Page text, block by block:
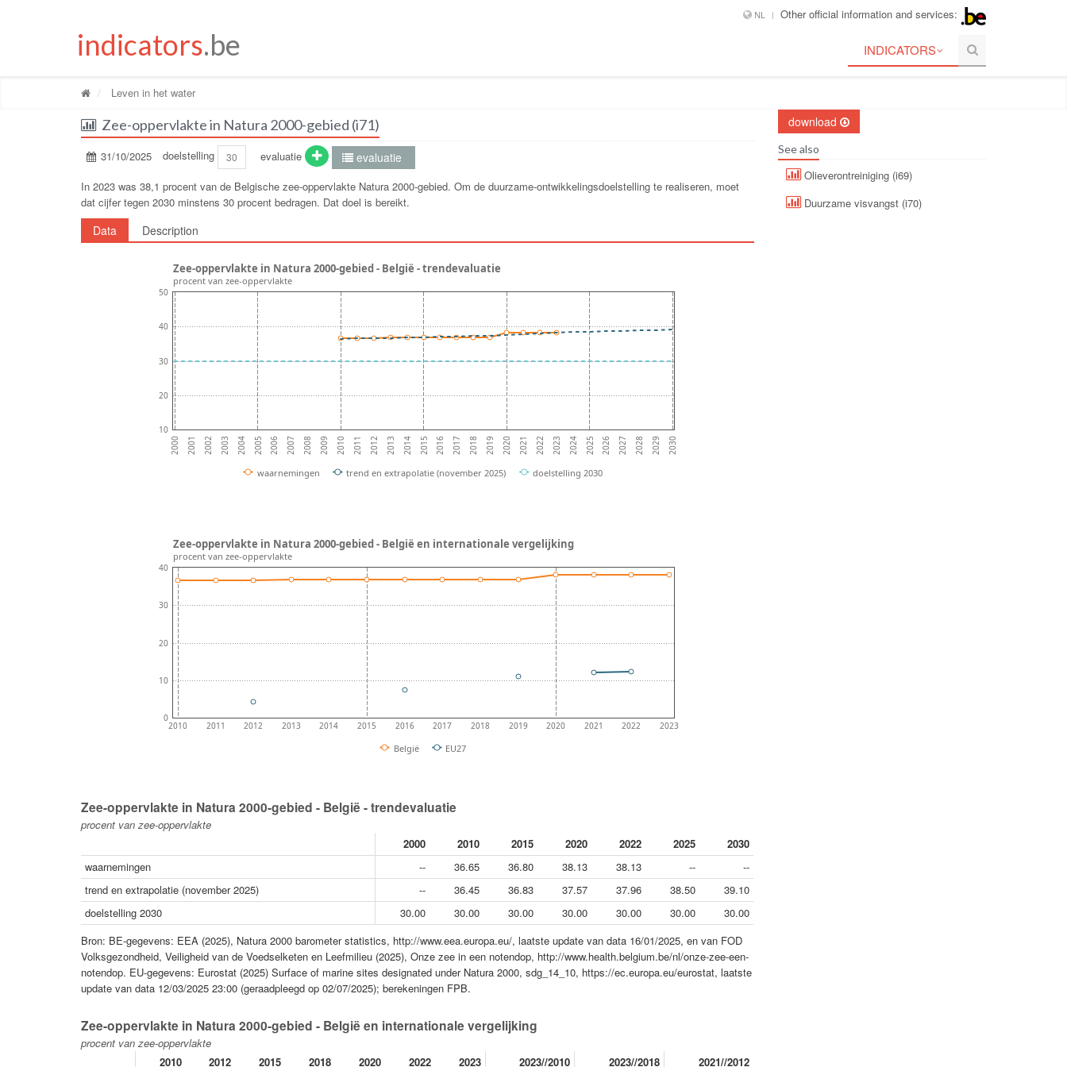
NL Other official information and services:
indicators.be INDICATORS
Leven in het water
Zee-oppervlakte in Natura 2000-gebied (i71)
31/10/2025 doelstelling 30 evaluatie evaluatie
In 2023 was 38,1 procent van de Belgische zee-oppervlakte Natura 2000-gebied. Om de duurzame-ontwikkelingsdoelstelling te realiseren, moet
dat cijfer tegen 2030 minstens 30 procent bedragen. Dat doel is bereikt.
Data Description
2000 2001 2002 2003 2004 2005 2006 2007 2008 2009 2010 2011 2012 2013 2014 2015 2016 2017 2018 2019 2020 2021 2022 2023 2024 2025 2026 2027 2028 2029 2030
10
20
30
40
50
waarnemingen trend en extrapolatie (november 2025) doelstelling 2030
Zee-oppervlakte in Natura 2000-gebied - België - trendevaluatie
procent van zee-oppervlakte
2010 2011 2012 2013 2014 2015 2016 2017 2018 2019 2020 2021 2022 2023
0
10
20
30
40
België EU27
Zee-oppervlakte in Natura 2000-gebied - België en internationale vergelijking
procent van zee-oppervlakte
Zee-oppervlakte in Natura 2000-gebied - België - trendevaluatie
procent van zee-oppervlakte
2000
2010 2015 2020 2022 2025
2030
waarnemingen
-- 36.65 36.80 38.13 38.13 --
--
trend en extrapolatie (november 2025)
-- 36.45 36.83 37.57 37.96 38.50
39.10
doelstelling 2030
30.00 30.00 30.00 30.00 30.00 30.00
30.00
Bron: BE-gegevens: EEA (2025), Natura 2000 barometer statistics, http://www.eea.europa.eu/, laatste update van data 16/01/2025, en van FOD
Volksgezondheid, Veiligheid van de Voedselketen en Leefmilieu (2025), Onze zee in een notendop, http://www.health.belgium.be/nl/onze-zee-een-
notendop. EU-gegevens: Eurostat (2025) Surface of marine sites designated under Natura 2000, sdg_14_10, https://ec.europa.eu/eurostat, laatste
update van data 12/03/2025 23:00 (geraadpleegd op 02/07/2025); berekeningen FPB.
Zee-oppervlakte in Natura 2000-gebied - België en internationale vergelijking
procent van zee-oppervlakte
2010
2012 2015 2018 2020 2022 2023 2023//2010 2023//2018 2021//2012
download
See also
Olieverontreiniging (i69)
Duurzame visvangst (i70)